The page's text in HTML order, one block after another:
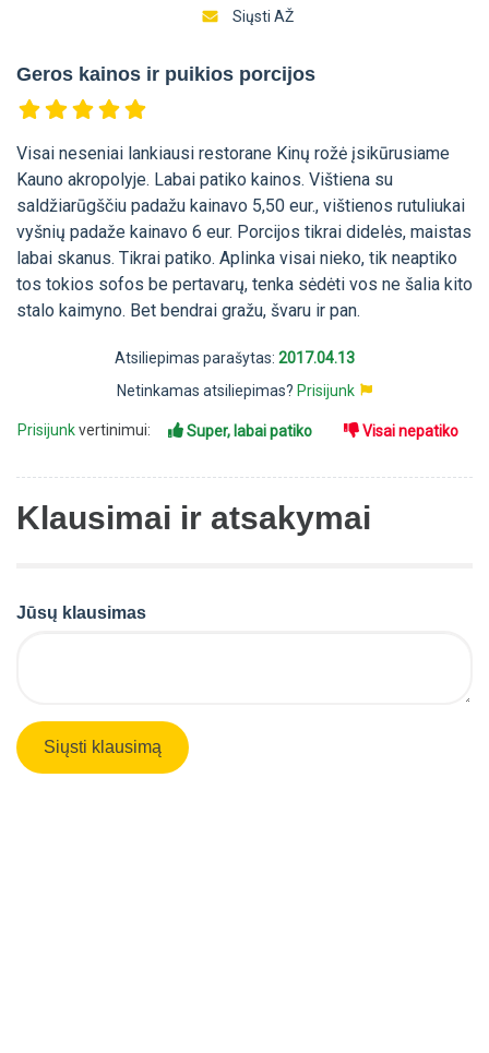
Siųsti AŽ
Geros kainos ir puikios porcijos
Visai neseniai lankiausi restorane Kinų rožė įsikūrusiame
Kauno akropolyje. Labai patiko kainos. Vištiena su
saldžiarūgščiu padažu kainavo 5,50 eur., vištienos rutuliukai
vyšnių padaže kainavo 6 eur. Porcijos tikrai didelės, maistas
labai skanus. Tikrai patiko. Aplinka visai nieko, tik neaptiko
tos tokios sofos be pertavarų, tenka sėdėti vos ne šalia kito
stalo kaimyno. Bet bendrai gražu, švaru ir pan.
Atsiliepimas parašytas: 2017.04.13
Netinkamas atsiliepimas? Prisijunk
Prisijunkvertinimui: Super, labai patiko Visai nepatiko
Klausimai ir atsakymai
Jūsų klausimas